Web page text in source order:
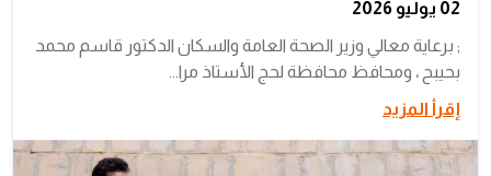
02 يوليو 2026
; برعاية معالي وزير الصحة العامة والسكان الدكتور قاسم محمد
بحيبح ، ومحافظ محافظة لحج الأستاذ مرا...
إقرأ المزيد